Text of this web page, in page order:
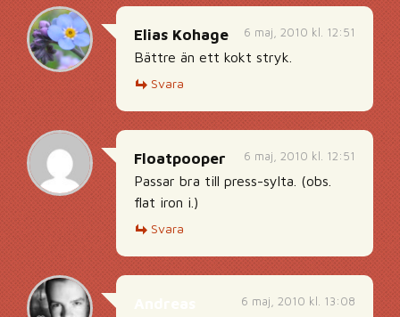
6 maj, 2010 kl. 12:51
Elias Kohage
Bättre än ett kokt stryk.
Svara
6 maj, 2010 kl. 12:51
Floatpooper
Passar bra till press-sylta. (obs.
flat iron i.)
Svara
6 maj, 2010 kl. 13:08